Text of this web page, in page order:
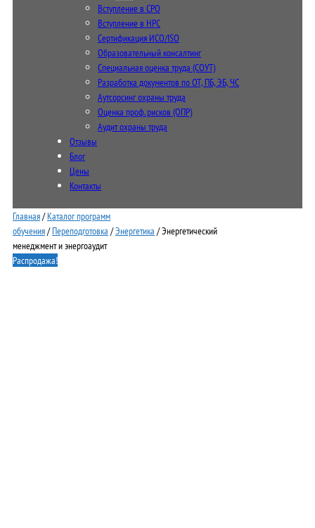
Вступление в СРО
Вступление в НРС
Сертификация ИСО/ISO
Образовательный консалтинг
Специальная оценка труда (СОУТ)
Разработка документов по ОТ, ПБ, ЭБ, ЧС
Аутсорсинг охраны труда
Оценка проф. рисков (ОПР)
Аудит охраны труда
Отзывы
Блог
Цены
Контакты
Главная/Каталог программ
обучения/Переподготовка /Энергетика / Энергетический
менеджмент и энергоаудит
Распродажа!